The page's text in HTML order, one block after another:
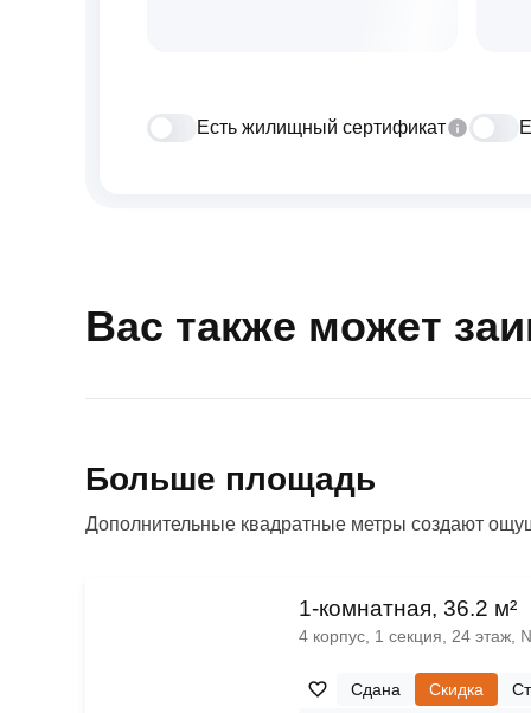
Есть жилищный сертификат
Вас также может
Больше площадь
Дополнительные квадратные метры создают
1-комнатная, 36.2 м²
4 корпус, 1 секция, 24 этаж,
Сдана Скидка